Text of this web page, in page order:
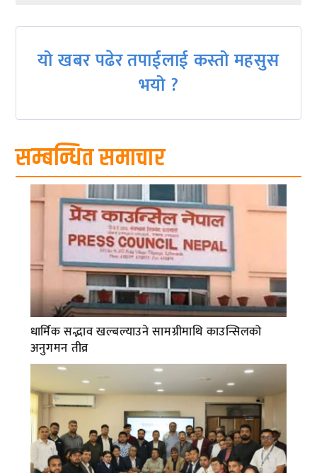
यो खबर पढेर तपाईलाई कस्तो महसुस
भयो ?
सम्बन्धित समाचार
धार्मिक सद्भाव खल्बल्याउने सामग्रीमाथि काउन्सिलको
अनुगमन तीव्र